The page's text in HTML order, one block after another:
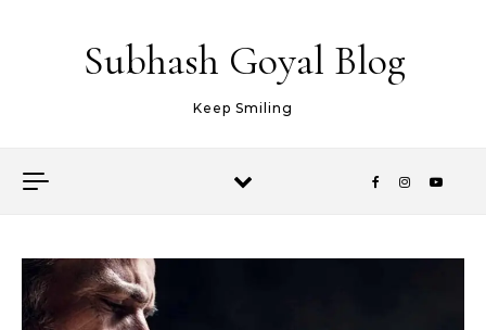
Subhash Goyal Blog
Keep Smiling